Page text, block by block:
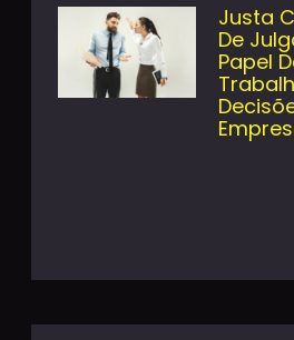
Justa
De
Papel